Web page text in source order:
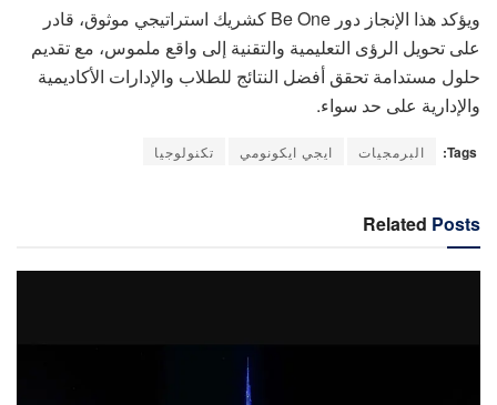
ويؤكد هذا الإنجاز دور Be One كشريك استراتيجي موثوق، قادر
على تحويل الرؤى التعليمية والتقنية إلى واقع ملموس، مع تقديم
حلول مستدامة تحقق أفضل النتائج للطلاب والإدارات الأكاديمية
والإدارية على حد سواء.
Tags: البرمجيات ايجي ايكونومي تكنولوجيا
Related Posts